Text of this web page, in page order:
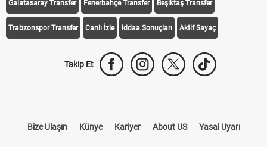
Galatasaray Transfer Fenerbahçe Transfer Beşiktaş Transfer
Trabzonspor Transfer Canlı İzle iddaa Sonuçları Aktif Sayaç
Takip Et
Bize Ulaşın Künye Kariyer About US Yasal Uyarı